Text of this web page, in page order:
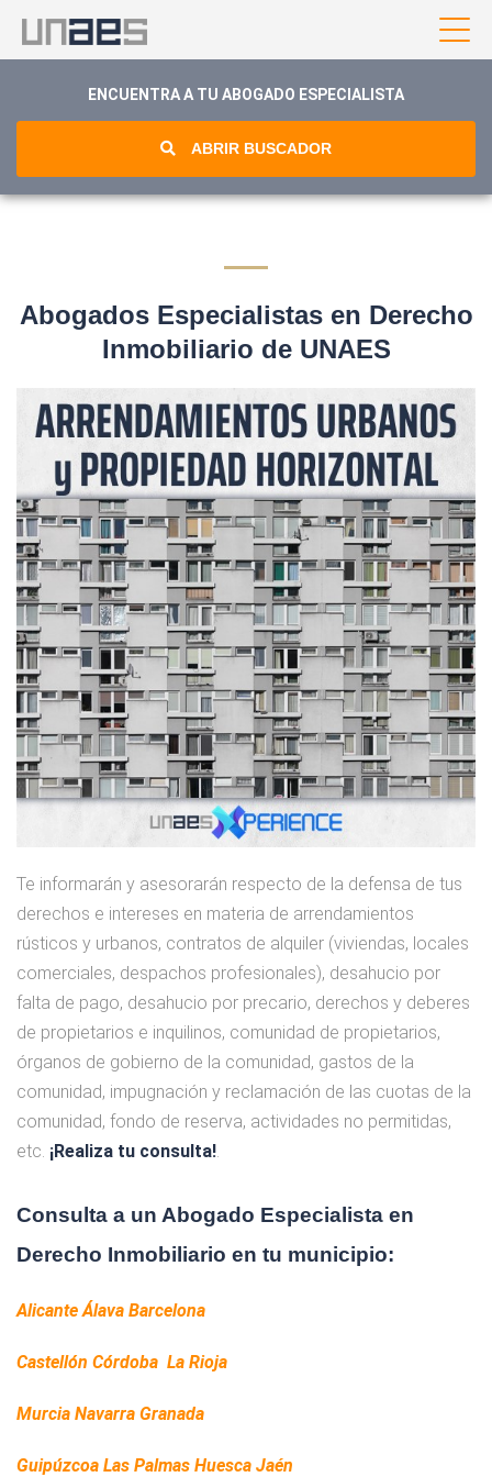
ENCUENTRA A TU ABOGADO ESPECIALISTA
ABRIR BUSCADOR
Abogados Especialistas en Derecho
Inmobiliario de UNAES
Te informarán y asesorarán respecto de la defensa de tus
derechos e intereses en materia de arrendamientos
rústicos y urbanos, contratos de alquiler (viviendas, locales
comerciales, despachos profesionales), desahucio por
falta de pago, desahucio por precario, derechos y deberes
de propietarios e inquilinos, comunidad de propietarios,
órganos de gobierno de la comunidad, gastos de la
comunidad, impugnación y reclamación de las cuotas de la
comunidad, fondo de reserva, actividades no permitidas,
etc. ¡Realiza tu consulta!.
Consulta a un Abogado Especialista en
Derecho Inmobiliario en tu municipio:
AlicanteÁlava Barcelona
Castellón Córdoba La Rioja
Murcia Navarra Granada
Guipúzcoa Las Palmas Huesca Jaén